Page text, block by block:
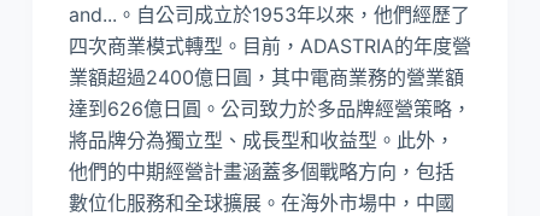
and...。自公司成立於1953年以來，他們經歷了
四次商業模式轉型。目前，ADASTRIA的年度營
業額超過2400億日圓，其中電商業務的營業額
達到626億日圓。公司致力於多品牌經營策略，
將品牌分為獨立型、成長型和收益型。此外，
他們的中期經營計畫涵蓋多個戰略方向，包括
數位化服務和全球擴展。在海外市場中，中國